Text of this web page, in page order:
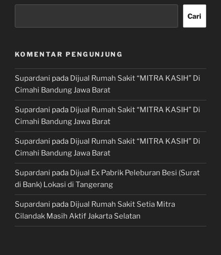
Cari
KOMENTAR PENGUNJUNG
Supardani pada Dijual Rumah Sakit “MITRA KASIH” Di
Cimahi Bandung Jawa Barat
Supardani pada Dijual Rumah Sakit “MITRA KASIH” Di
Cimahi Bandung Jawa Barat
Supardani pada Dijual Rumah Sakit “MITRA KASIH” Di
Cimahi Bandung Jawa Barat
Supardani pada Dijual Ex Pabrik Peleburan Besi (Surat
di Bank) Lokasi di Tangerang
Supardani pada Dijual Rumah Sakit Setia Mitra
Cilandak Masih Aktif Jakarta Selatan